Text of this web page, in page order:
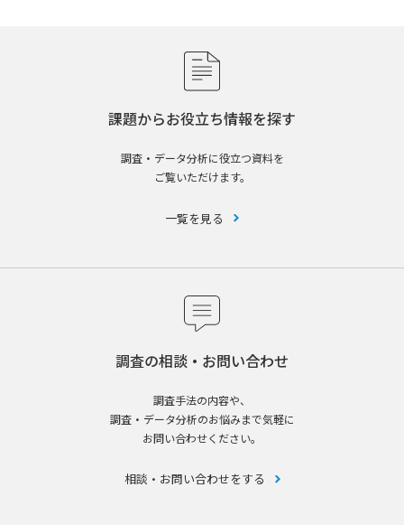
課題からお役立ち情報を探す
調査・データ分析に役立つ資料を
ご覧いただけます。
一覧を見る
調査の相談・お問い合わせ
調査手法の内容や、
調査・データ分析のお悩みまで気軽に
お問い合わせください。
相談・お問い合わせをする